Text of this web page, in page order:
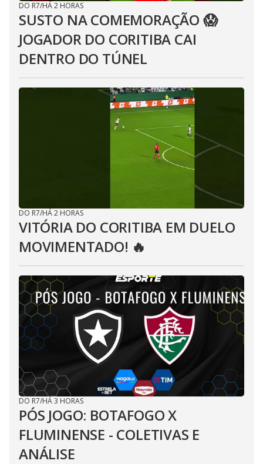
DO R7/HÁ 2 HORAS
SUSTO NA COMEMORAÇÃO 😱
JOGADOR DO CORITIBA CAI
DENTRO DO TÚNEL
DO R7/HÁ 2 HORAS
VITÓRIA DO CORITIBA EM DUELO
MOVIMENTADO! 🔥
DO R7/HÁ 3 HORAS
PÓS JOGO: BOTAFOGO X
FLUMINENSE - COLETIVAS E
ANÁLISE